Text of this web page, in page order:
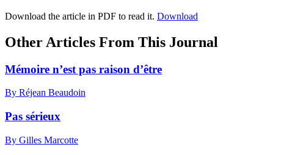
Download the article in PDF to read it. Download
Other Articles From This Journal
Mémoire n’est pas raison d’être
By Réjean Beaudoin
Pas sérieux
By Gilles Marcotte